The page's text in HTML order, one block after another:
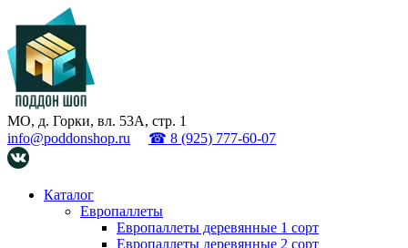
МО, д. Горки, вл. 53А, стр. 1
info@poddonshop.ru
☎ 8 (925) 777-60-07
Каталог
Европаллеты
Европаллеты деревянные 1 сорт
Европаллеты деревянные 2 сорт